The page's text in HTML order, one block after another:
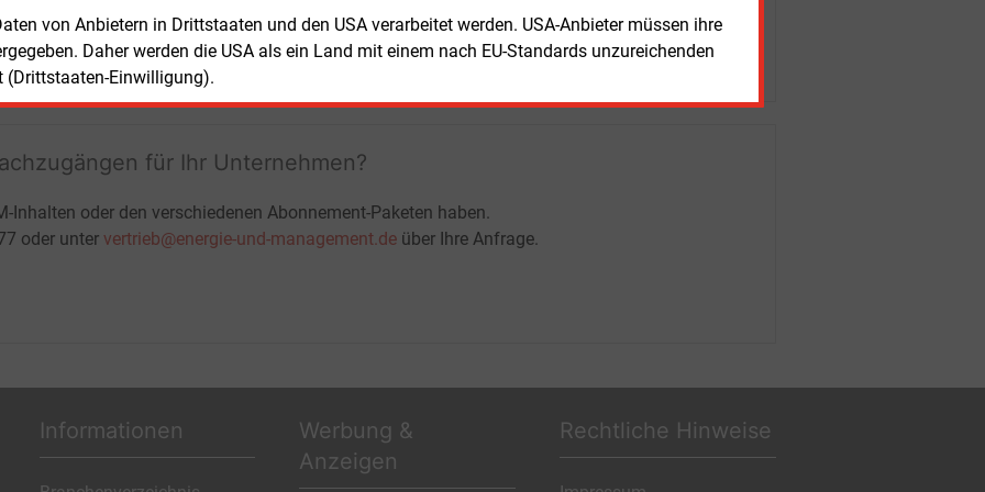
von Anbietern in Drittstaaten und den USA verarbeitet werden. USA-Anbieter müssen ihre
Daher werden die USA als ein Land mit einem nach EU-Standards unzureichenden
(Drittstaaten-Einwilligung).
+ zwei Ausgaben der Zeitung E&M
ohne automatische Verlängerung
JETZT KOSTENLOS TESTEN LOGIN
für Ihr Unternehmen?
Inhalten oder den verschiedenen Abonnement-Paketen haben.
oder unter vertrieb@energie-und-management.de über Ihre Anfrage.
Informationen
Werbung &
Anzeigen
Rechtliche Hinweise